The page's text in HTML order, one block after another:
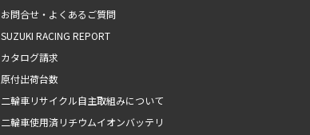
お問合せ・よくあるご質問
SUZUKI RACING REPORT
カタログ請求
原付出荷台数
二輪車リサイクル自主取組みについて
二輪車使用済リチウムイオンバッテリ